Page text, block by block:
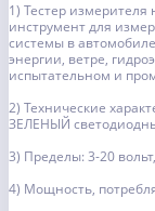
1) Тестер
инструмент для
системы в
энергии, ветре,
испытательном и
2) Технические
ЗЕЛЕНЫЙ
3) Пределы: 3-20
4) Мощность,